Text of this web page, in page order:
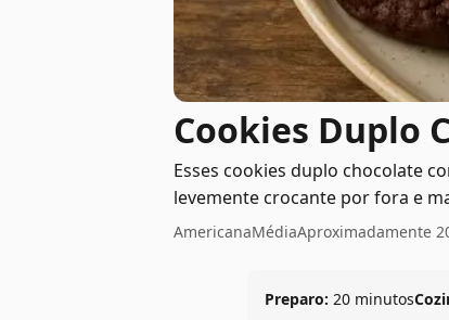
Cookies Duplo
Esses cookies duplo chocolate
levemente crocante por fora e
AmericanaMédiaAproximadamente
Preparo: 20 minutos